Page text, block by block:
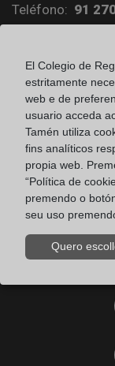
Teléfono: 91
Email:
Registro de
El Colegio de
estritamente
web e de
usuario acceda
Tamén utiliza
fins analíticos
propia web.
“Política de
premendo o
seu uso
Quero